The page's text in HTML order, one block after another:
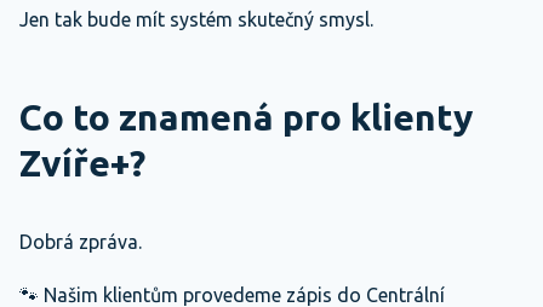
Jen tak bude mít systém skutečný smysl.
Co to znamená pro klienty
Zvíře+?
Dobrá zpráva.
🐾 Našim klientům provedeme zápis do Centrální